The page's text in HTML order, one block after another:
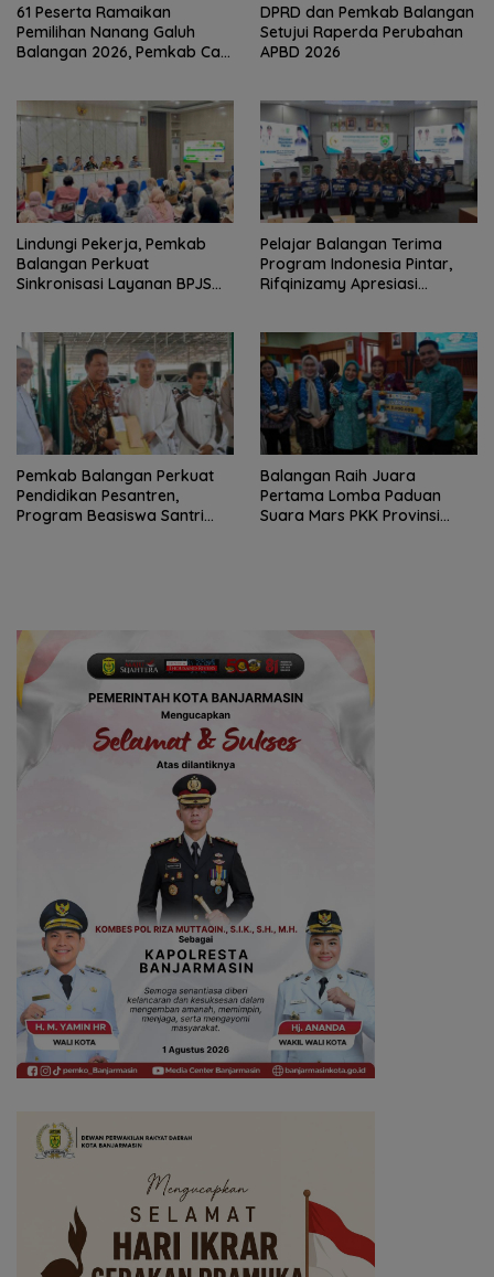
61 Peserta Ramaikan
Pemilihan Nanang Galuh
Balangan 2026, Pemkab Cari
DPRD dan Pemkab Balangan
Setujui Raperda Perubahan
APBD 2026
Lindungi Pekerja, Pemkab
Balangan Perkuat
Sinkronisasi Layanan BPJS
Pelajar Balangan Terima
Program Indonesia Pintar,
Rifqinizamy Apresiasi
Pemkab Balangan Perkuat
Pendidikan Pesantren,
Program Beasiswa Santri
Balangan Raih Juara
Pertama Lomba Paduan
Suara Mars PKK Provinsi